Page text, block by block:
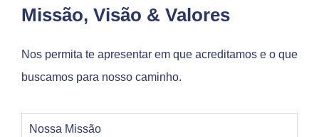
Missão, Visão & Valores
Nos permita te apresentar em que acreditamos e o que
buscamos para nosso caminho.
Nossa Missão